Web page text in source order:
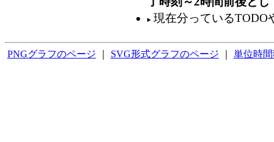
現在分っているTODO
PNGグラフのページ SVG形式グラフのページ 単位時間